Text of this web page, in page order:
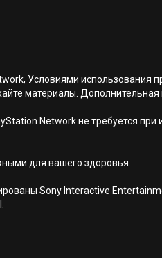
Условиями
материалы.
Network не требуется
для вашего здоровья.
Sony Interactive